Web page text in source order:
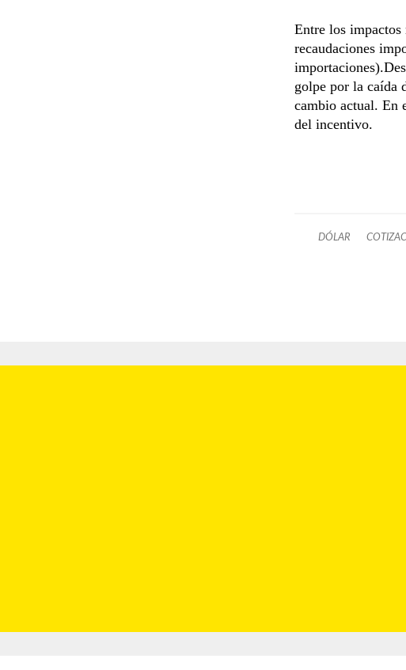
Entre los impactos
recaudaciones
golpe por la caída
cambio actual. En
del incentivo.
DÓLAR